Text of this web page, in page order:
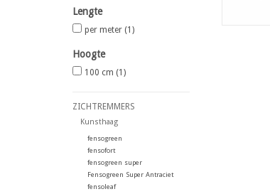
Lengte
per meter (1)
Hoogte
100 cm (1)
ZICHTREMMERS
Kunsthaag
fensogreen
fensofort
fensogreen super
Fensogreen Super Antraciet
fensoleaf